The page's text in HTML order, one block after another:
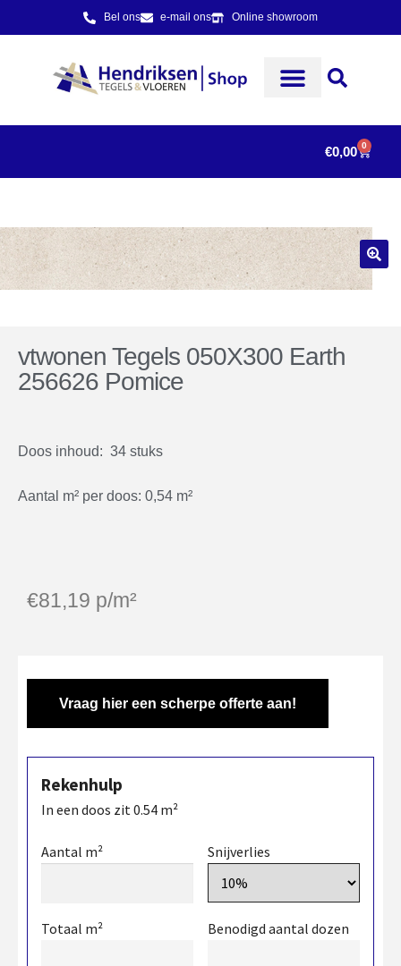
Bel ons e-mail ons Online showroom
€0,00 0
vtwonen Tegels 050X300 Earth
256626 Pomice
Doos inhoud: 34 stuks
Aantal m² per doos: 0,54 m²
€81,19 p/m²
Vraag hier een scherpe offerte aan!
Rekenhulp
In een doos zit 0.54 m²
Aantal m² Snijverlies
Totaal m² Benodigd aantal dozen